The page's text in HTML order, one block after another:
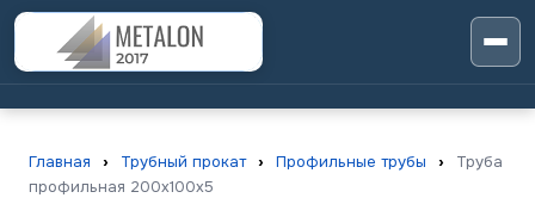
Главная › Трубный прокат › Профильные трубы ›
Труба
профильная 200х100х5